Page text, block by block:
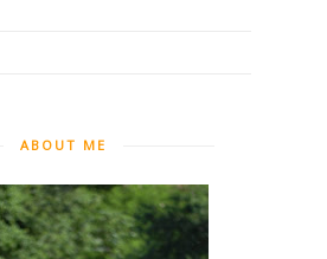
ABOUT ME